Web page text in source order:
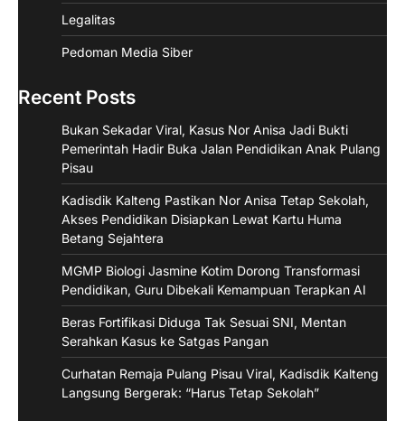
Legalitas
Pedoman Media Siber
Recent Posts
Bukan Sekadar Viral, Kasus Nor Anisa Jadi Bukti
Pemerintah Hadir Buka Jalan Pendidikan Anak Pulang
Pisau
Kadisdik Kalteng Pastikan Nor Anisa Tetap Sekolah,
Akses Pendidikan Disiapkan Lewat Kartu Huma
Betang Sejahtera
MGMP Biologi Jasmine Kotim Dorong Transformasi
Pendidikan, Guru Dibekali Kemampuan Terapkan AI
Beras Fortifikasi Diduga Tak Sesuai SNI, Mentan
Serahkan Kasus ke Satgas Pangan
Curhatan Remaja Pulang Pisau Viral, Kadisdik Kalteng
Langsung Bergerak: “Harus Tetap Sekolah”